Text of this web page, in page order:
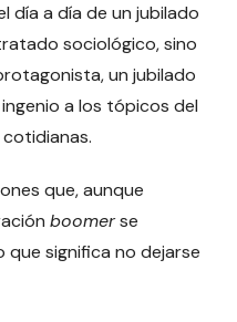
día a día de un jubilado
sociológico, sino
un jubilado
a los tópicos del
que, aunque
boomerse
que significa no dejarse